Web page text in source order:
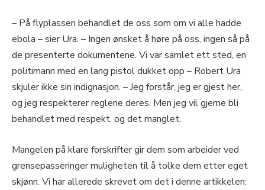
– På flyplassen behandlet de oss som om vi alle hadde
ebola – sier Ura. – Ingen ønsket å høre på oss, ingen så på
de presenterte dokumentene. Vi var samlet ett sted, en
politimann med en lang pistol dukket opp – Robert Ura
skjuler ikke sin indignasjon. – Jeg forstår, jeg er gjest her,
og jeg respekterer reglene deres. Men jeg vil gjerne bli
behandlet med respekt, og det manglet.
Mangelen på klare forskrifter gir dem som arbeider ved
grensepasseringer muligheten til å tolke dem etter eget
skjønn. Vi har allerede skrevet om det i denne artikkelen: